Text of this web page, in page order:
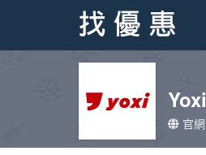
Yoxi
官網